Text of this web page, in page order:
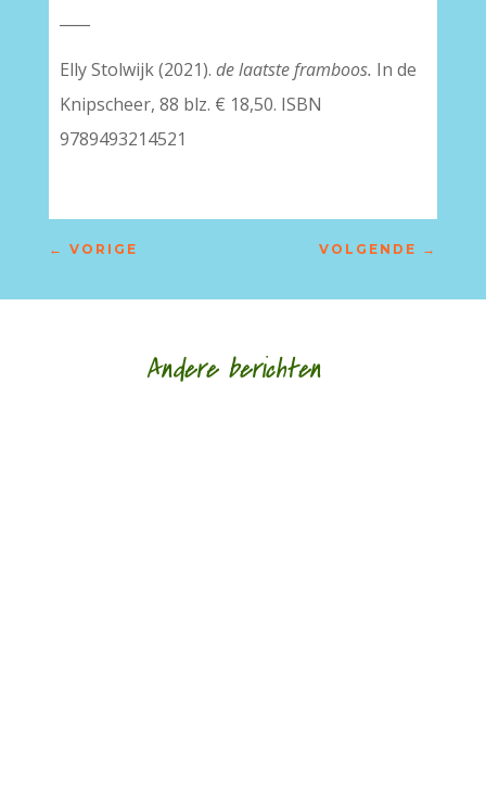
Elly Stolwijk (2021). de laatste framboos. In de
Knipscheer, 88 blz. € 18,50. ISBN
9789493214521
← VORIGE VOLGENDE →
Andere berichten